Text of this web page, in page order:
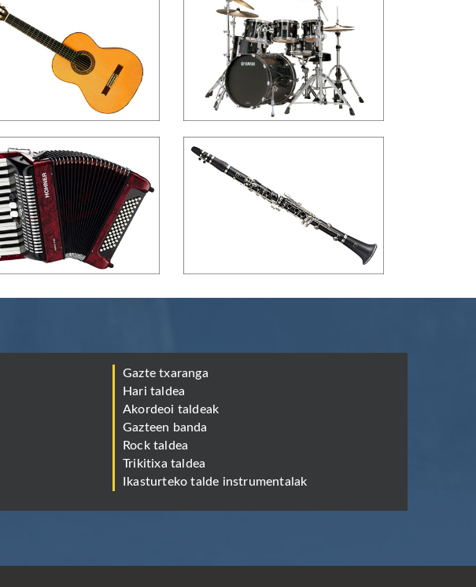
Gazte txaranga
Hari taldea
Akordeoi taldeak
Gazteen banda
Rock taldea
Trikitixa taldea
Ikasturteko talde instrumentalak